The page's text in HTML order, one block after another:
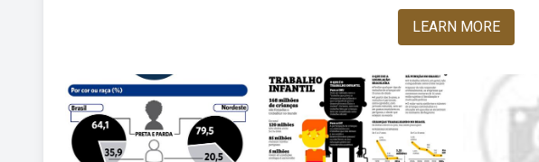
LEARN MORE